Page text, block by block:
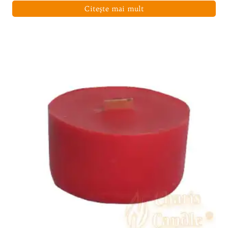
Citește mai mult